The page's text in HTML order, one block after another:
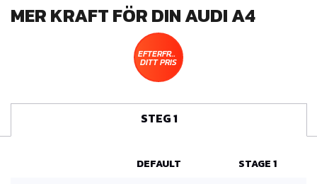
MER KRAFT FÖR DIN AUDI A4
EFTERFRÅGA
DITT PRIS
STEG 1
DEFAULT STAGE 1